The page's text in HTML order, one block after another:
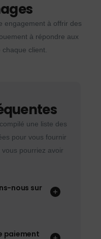
engagement à offrir des
à répondre aux
client.
une liste des
pour vous fournir
pourriez avoir
nous sur
paiement